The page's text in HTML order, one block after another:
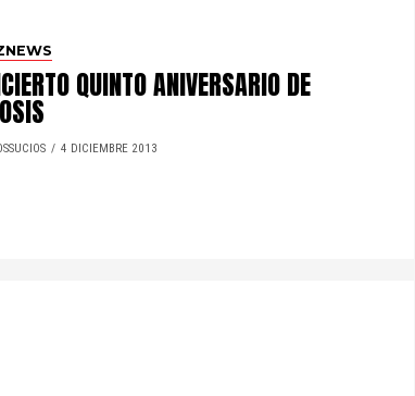
QUINTO ANIVERSARIO DE
4 DICIEMBRE 2013